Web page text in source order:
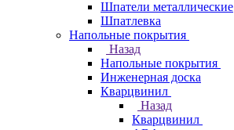
Шпатели металлические
Шпатлевка
Напольные покрытия
Назад
Напольные покрытия
Инженерная доска
Кварцвинил
Назад
Кварцвинил